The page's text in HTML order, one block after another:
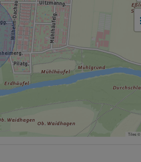
Tiles ©